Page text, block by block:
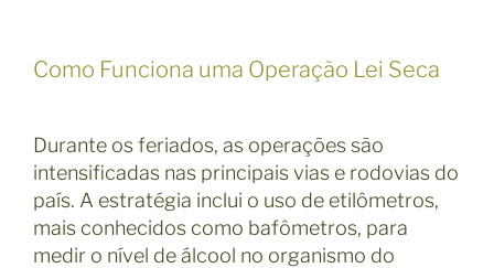
Como Funciona uma Operação Lei Seca
Durante os feriados, as operações são
intensificadas nas principais vias e rodovias do
país. A estratégia inclui o uso de etilômetros,
mais conhecidos como bafômetros, para
medir o nível de álcool no organismo do